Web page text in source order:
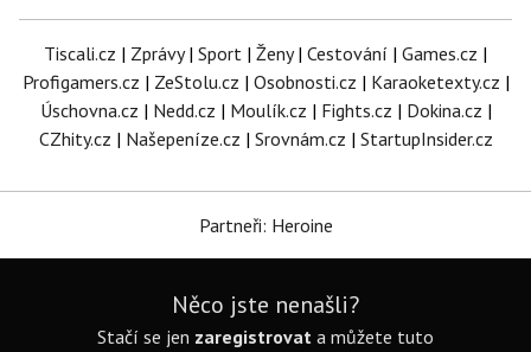
Tiscali.cz | Zprávy| Sport | Ženy| Cestování | Games.cz |
Profigamers.cz | ZeStolu.cz | Osobnosti.cz | Karaoketexty.cz |
Úschovna.cz | Nedd.cz | Moulík.cz | Fights.cz | Dokina.cz |
CZhity.cz | Našepeníze.cz | Srovnám.cz | StartupInsider.cz
Partneři: Heroine
Něco jste nenašli?
Stačí se jen zaregistrovat a můžete tuto